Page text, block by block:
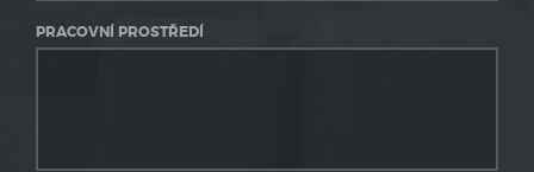
PRACOVNÍ PROSTŘEDÍ